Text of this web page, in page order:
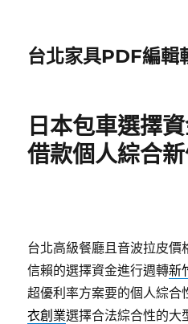
台北家具PDF編輯
日本包車選擇
借款個人綜合
台北高級餐廳且音波拉皮
信賴的選擇資金進行週轉新
超優利率方案要的個人綜合
衣創業選擇合法綜合性的大